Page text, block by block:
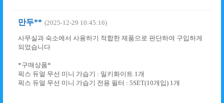
만두** (2025-12-29 10:45:16)
사무실과 숙소에서 사용하기 적합한 제품으로 판단하여 구입하게
되었습니다
*구매상품*
픽스 듀얼 무선 미니 가습기 : 밀키화이트 1개
픽스 듀얼 무선 미니 가습기 전용 필터 : 5SET(10개입) 1개